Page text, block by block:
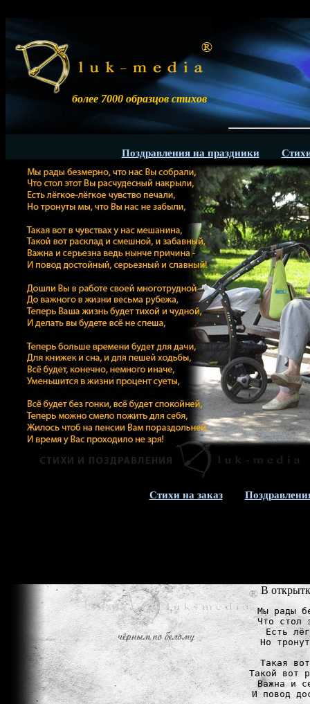
более 7000 образцов стихов
Поздравления на праздники
Стихи на заказ
В
Мы рады
Что стол
Есть
Но
Такая
Такой вот
Важна и
И повод